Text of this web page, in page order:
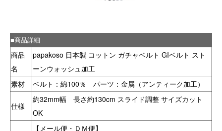
■商品詳細
商品
名
papakoso 日本製 コットン ガチャベルト GIベルト スト
ーンウォッシュ加工
素材
ベルト：綿100％ パーツ：金属（アンティーク加工）
仕様
約32mm幅 長さ約130cm スライド調整 サイズカット
OK
【メール便・ＤＭ便】